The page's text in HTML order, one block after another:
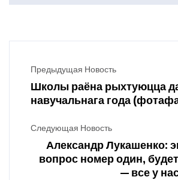
Предыдущая Новость
Школы раёна рыхтуюцца
навучальнага года
Следующая Новость
Александр Лукашенко:
вопрос номер один,
— все у